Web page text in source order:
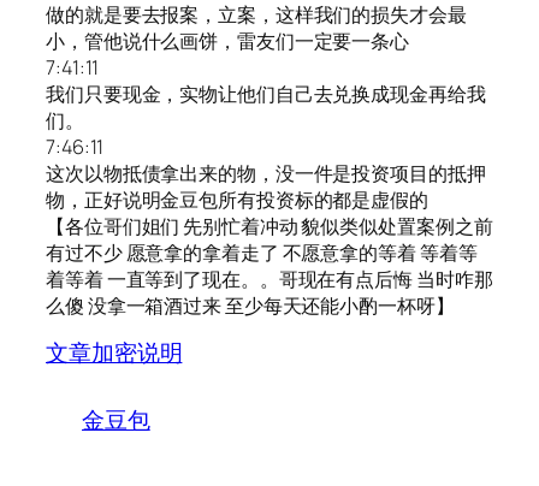
做的就是要去报案，立案，这样我们的损失才会最
小，管他说什么画饼，雷友们一定要一条心
7:41:11
我们只要现金，实物让他们自己去兑换成现金再给我
们。
7:46:11
这次以物抵债拿出来的物，没一件是投资项目的抵押
物，正好说明金豆包所有投资标的都是虚假的
【各位哥们姐们 先别忙着冲动 貌似类似处置案例之前
有过不少 愿意拿的拿着走了 不愿意拿的等着 等着等
着等着 一直等到了现在。。哥现在有点后悔 当时咋那
么傻 没拿一箱酒过来 至少每天还能小酌一杯呀】
文章加密说明
金豆包